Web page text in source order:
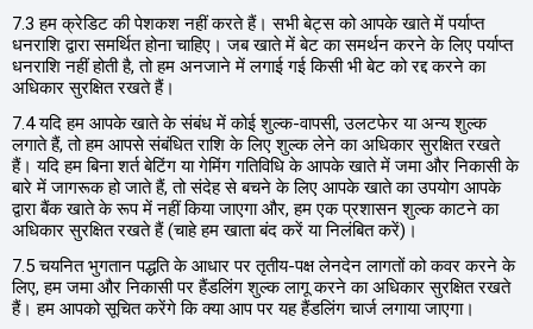
7.3 हम क्रेडिट की पेशकश नहीं करते हैं। सभी बेट्स को आपके खाते में पर्याप्त
धनराशि द्वारा समर्थित होना चाहिए। जब खाते में बेट का समर्थन करने के लिए पर्याप्त
धनराशि नहीं होती है, तो हम अनजाने में लगाई गई किसी भी बेट को रद्द करने का
अधिकार सुरक्षित रखते हैं।
7.4 यदि हम आपके खाते के संबंध में कोई शुल्क-वापसी, उलटफेर या अन्य शुल्क
लगाते हैं, तो हम आपसे संबंधित राशि के लिए शुल्क लेने का अधिकार सुरक्षित रखते
हैं। यदि हम बिना शर्त बेटिंग या गेमिंग गतिविधि के आपके खाते में जमा और निकासी के
बारे में जागरूक हो जाते हैं, तो संदेह से बचने के लिए आपके खाते का उपयोग आपके
द्वारा बैंक खाते के रूप में नहीं किया जाएगा और, हम एक प्रशासन शुल्क काटने का
अधिकार सुरक्षित रखते हैं (चाहे हम खाता बंद करें या निलंबित करें)।
7.5 चयनित भुगतान पद्धति के आधार पर तृतीय-पक्ष लेनदेन लागतों को कवर करने के
लिए, हम जमा और निकासी पर हैंडलिंग शुल्क लागू करने का अधिकार सुरक्षित रखते
हैं। हम आपको सूचित करेंगे कि क्या आप पर यह हैंडलिंग चार्ज लगाया जाएगा।